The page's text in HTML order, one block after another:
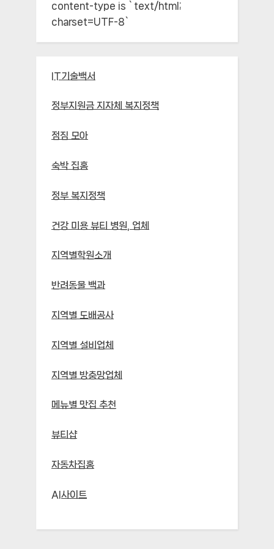
content-type is `text/html;
charset=UTF-8`
IT기술백서
정부지원금 지자체 복지정책
점짐 모아
숙박 집홈
정부 복지정책
건강 미용 뷰티 병원, 업체
지역별학원소개
반려동물 백과
지역별 도배공사
지역별 설비업체
지역별 방충망업체
메뉴별 맛집 추천
뷰티샵
자동차집홈
AI사이트